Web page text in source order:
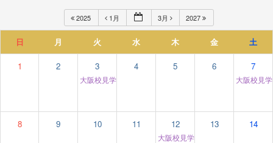
2025 1月 3月 2027
日 月 火 水 木 金 土
1 2 3
大阪校見学＆個別相談
4 5 6 7
大阪校見
8 9 10 11 12
大阪校見学＆個別相談
13 14